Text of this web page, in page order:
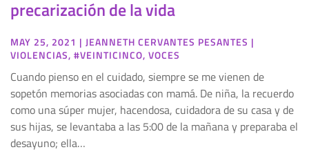
precarización de la vida
MAY 25, 2021 | JEANNETH CERVANTES PESANTES |
VIOLENCIAS, #VEINTICINCO, VOCES
Cuando pienso en el cuidado, siempre se me vienen de
sopetón memorias asociadas con mamá. De niña, la recuerdo
como una súper mujer, hacendosa, cuidadora de su casa y de
sus hijas, se levantaba a las 5:00 de la mañana y preparaba el
desayuno; ella…